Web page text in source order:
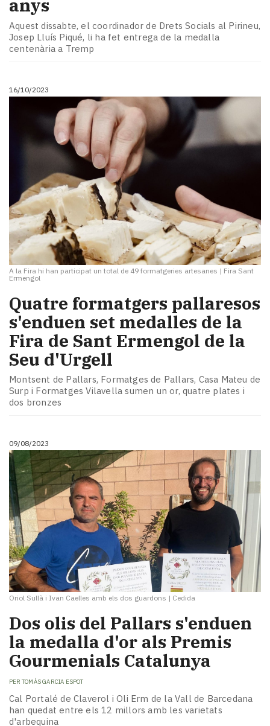
anys
Aquest dissabte, el coordinador de Drets Socials al Pirineu,
Josep Lluís Piqué, li ha fet entrega de la medalla
centenària a Tremp
16/10/2023
A la Fira hi han participat un total de 49 formatgeries artesanes | Fira Sant
Ermengol
Quatre formatgers pallaresos
s'enduen set medalles de la
Fira de Sant Ermengol de la
Seu d'Urgell
Montsent de Pallars, Formatges de Pallars, Casa Mateu de
Surp i Formatges Vilavella sumen un or, quatre plates i
dos bronzes
09/08/2023
Oriol Sullà i Ivan Caelles amb els dos guardons | Cedida
Dos olis del Pallars s'enduen
la medalla d'or als Premis
Gourmenials Catalunya
PER TOMÀS GARCIA ESPOT
Cal Portalé de Claverol i Oli Erm de la Vall de Barcedana
han quedat entre els 12 millors amb les varietats
d'arbequina